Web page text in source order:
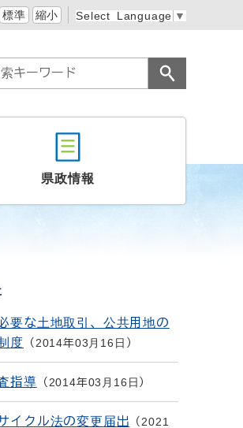
標準 縮小 Select Language ▼
県政情報
要な土地取引、公共用地の
度
2014年03月16日
指導 2014年03月16日
イクル法の変更届出
2021